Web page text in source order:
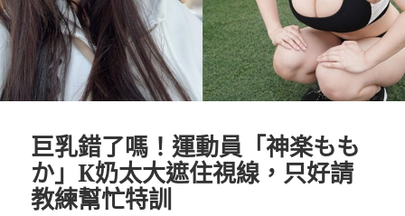
巨乳錯了嗎！運動員「神楽もも
か」K奶太大遮住視線，只好請
教練幫忙特訓